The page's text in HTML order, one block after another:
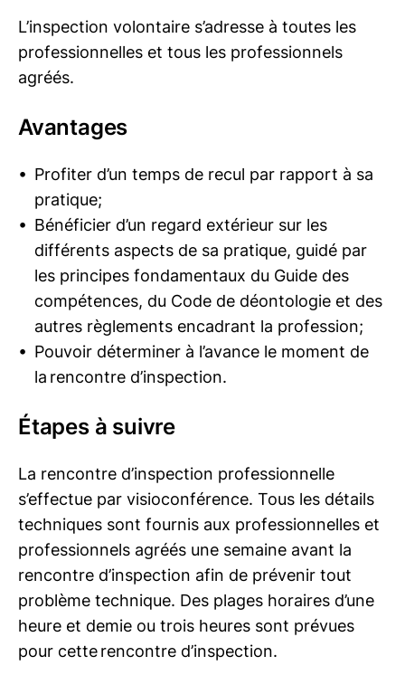
L’inspection volontaire s’adresse à toutes les
professionnelles et tous les professionnels
agréés.
Avantages
Profiter d’un temps de recul par rapport à sa
pratique;
Bénéficier d’un regard extérieur sur les
différents aspects de sa pratique, guidé par
les principes fondamentaux du Guide des
compétences, du Code de déontologie et des
autres règlements encadrant la profession;
Pouvoir déterminer à l’avance le moment de
la rencontre d’inspection.
Étapes à suivre
La rencontre d’inspection professionnelle
s’effectue par visioconférence. Tous les détails
techniques sont fournis aux professionnelles et
professionnels agréés une semaine avant la
rencontre d’inspection afin de prévenir tout
problème technique. Des plages horaires d’une
heure et demie ou trois heures sont prévues
pour cette rencontre d’inspection.